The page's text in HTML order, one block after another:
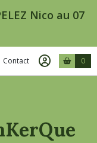
Nico au 07
Contact 0